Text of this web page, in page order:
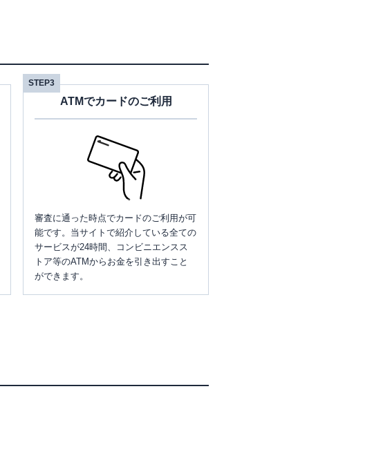
STEP3
ATMでカードのご利用
審査に通った時点でカードのご利用が可
能です。当サイトで紹介している全ての
サービスが24時間、コンビニエンスス
トア等のATMからお金を引き出すこと
ができます。